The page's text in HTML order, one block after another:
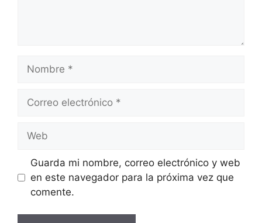
electrónico
Guarda mi nombre, correo electrónico y web
en este navegador para la próxima vez que
comente.